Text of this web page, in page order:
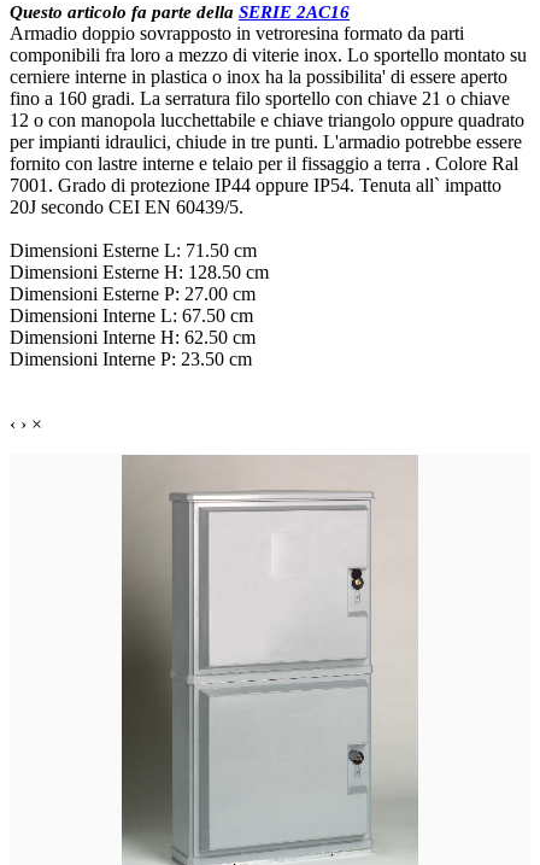
Questo articolo fa parte della SERIE 2AC16
Armadio doppio sovrapposto in vetroresina formato da parti
componibili fra loro a mezzo di viterie inox. Lo sportello montato su
cerniere interne in plastica o inox ha la possibilita' di essere aperto
fino a 160 gradi. La serratura filo sportello con chiave 21 o chiave
12 o con manopola lucchettabile e chiave triangolo oppure quadrato
per impianti idraulici, chiude in tre punti. L'armadio potrebbe essere
fornito con lastre interne e telaio per il fissaggio a terra . Colore Ral
7001. Grado di protezione IP44 oppure IP54. Tenuta all` impatto
20J secondo CEI EN 60439/5.
Dimensioni Esterne L: 71.50 cm
Dimensioni Esterne H: 128.50 cm
Dimensioni Esterne P: 27.00 cm
Dimensioni Interne L: 67.50 cm
Dimensioni Interne H: 62.50 cm
Dimensioni Interne P: 23.50 cm
‹ › ×